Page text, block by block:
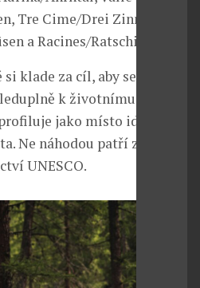
Tre Cime/Drei Zinnen,
a Racines/Ratschings.
klade za cíl, aby se na
k životnímu
jako místo ideálního
Ne náhodou patří zdejší
UNESCO.